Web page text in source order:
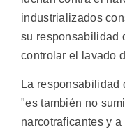
industrializados
su responsabilidad
controlar el lavado
La responsabilidad
"es también no
narcotraficantes y